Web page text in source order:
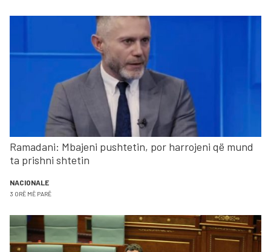
Ramadani: Mbajeni pushtetin, por harrojeni që mund
ta prishni shtetin
NACIONALE
3 ORË MË PARË